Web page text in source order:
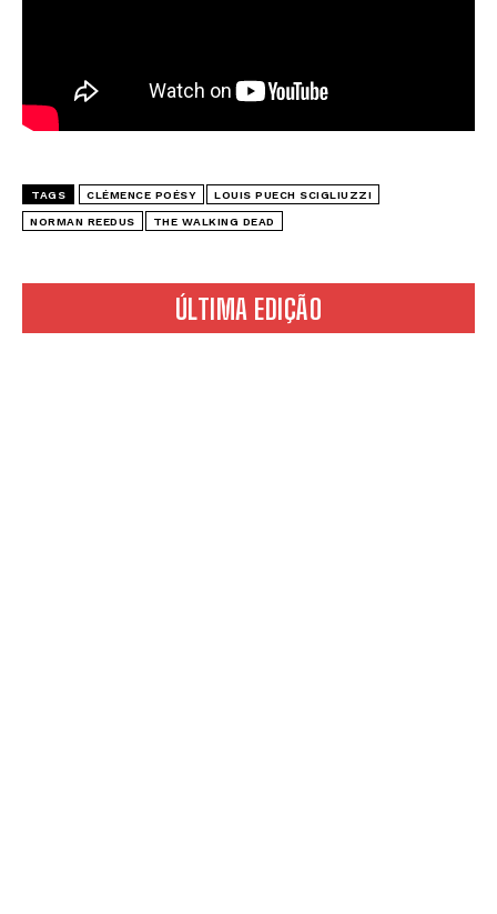
ÚLTIMA EDIÇÃO
TAGS CLÉMENCE POÉSY LOUIS PUECH SCIGLIUZZI
NORMAN REEDUS THE WALKING DEAD